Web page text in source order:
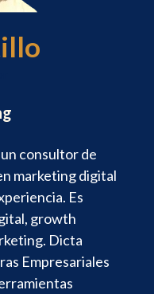
un consultor de
marketing digital
Es
growth
Dicta
Empresariales